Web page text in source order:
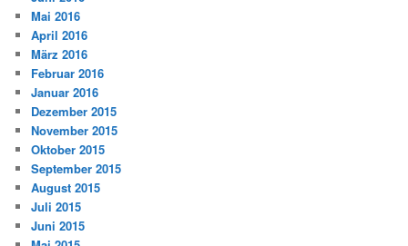
Mai 2016
April 2016
März 2016
Februar 2016
Januar 2016
Dezember 2015
November 2015
Oktober 2015
September 2015
August 2015
Juli 2015
Juni 2015